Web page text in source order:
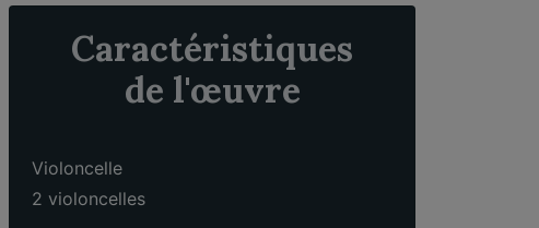
Caractéristiques
de l'œuvre
Violoncelle
2 violoncelles